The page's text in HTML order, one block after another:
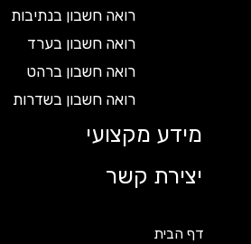
רואה חשבון בנתיבות
רואה חשבון בערד
רואה חשבון ברהט
רואה חשבון בשדרות
מידע מקצועי
יצירת קשר
דף הבית